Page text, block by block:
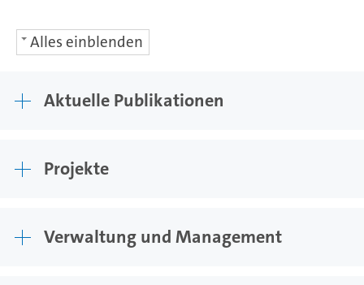
Alles einblenden
Aktuelle Publikationen
Projekte
Verwaltung und Management